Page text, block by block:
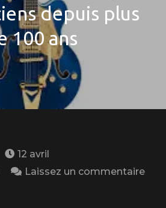
depuis plus
100 ans
12 avril
Laissez un commentaire